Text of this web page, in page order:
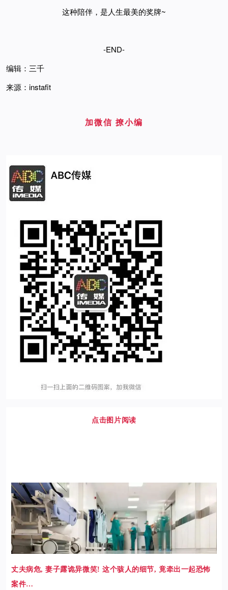
这种陪伴，是人生最美的奖牌~
-END-
编辑：三千
来源：instafit
加微信 撩小编
点击图片阅读
丈夫病危, 妻子露诡异微笑! 这个骇人的细节, 竟牵出一起恐怖
案件…